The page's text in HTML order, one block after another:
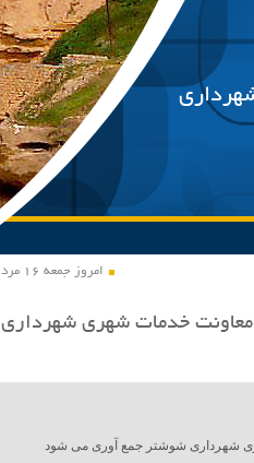
امروز جمعه ۱۶ مرداد ۱۴۰۵
خدمات شهری شهرداری
شهرداری شوشتر جمع آوری می شود